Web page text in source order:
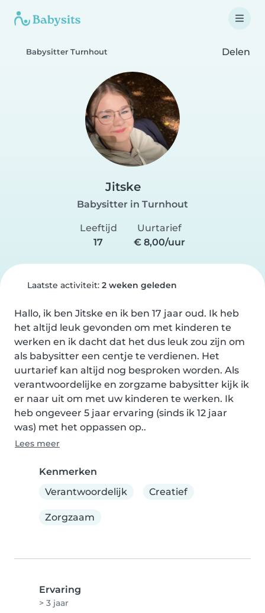
Babysitter Turnhout Delen
Jitske
Babysitter in Turnhout
Leeftijd
17
Uurtarief
€ 8,00/uur
Laatste activiteit: 2 weken geleden
Hallo, ik ben Jitske en ik ben 17 jaar oud. Ik heb
het altijd leuk gevonden om met kinderen te
werken en ik dacht dat het dus leuk zou zijn om
als babysitter een centje te verdienen. Het
uurtarief kan altijd nog besproken worden. Als
verantwoordelijke en zorgzame babysitter kijk ik
er naar uit om met uw kinderen te werken. Ik
heb ongeveer 5 jaar ervaring (sinds ik 12 jaar
was) met het oppassen op..
Lees meer
Kenmerken
Verantwoordelijk
Creatief
Zorgzaam
Ervaring
> 3 jaar